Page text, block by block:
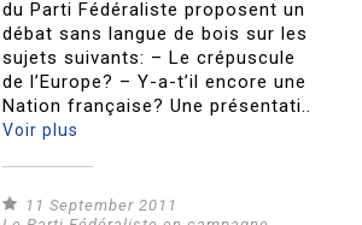
du Parti Fédéraliste proposent un
débat sans langue de bois sur les
sujets suivants: – Le crépuscule
de l’Europe? – Y-a-t’il encore une
Nation française? Une présentati..
Voir plus
11 September 2011